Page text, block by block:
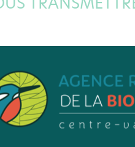
à
attentes,
offrir.
regard,
unique.
Pour moi,
groupe,
lui au fil
regard,
sa